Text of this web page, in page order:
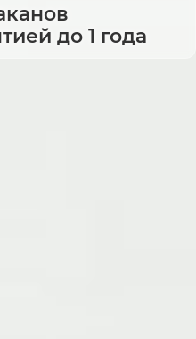
до 1 года